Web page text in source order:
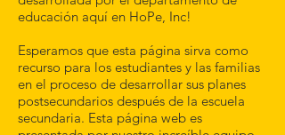
educación aquí en HoPe, Inc!
Esperamos que esta página sirva como
recurso para los estudiantes y las familias
en el proceso de desarrollar sus planes
postsecundarios después de la escuela
secundaria. Esta página web es